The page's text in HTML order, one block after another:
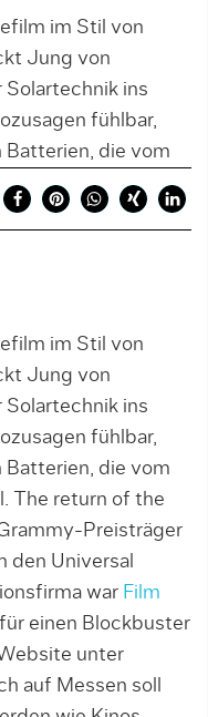
im Stil von
Jung von
ins
fühlbar,
Batterien, die vom
im Stil von
Jung von
ins
fühlbar,
Batterien, die vom
The return of the
Preisträger
den Universal
war Film
einen Blockbuster
unter
auf Messen soll